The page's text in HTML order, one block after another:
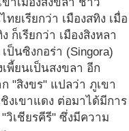
ยเรียกว่า เมืองสทิง เมื่อ
ก็เรียกว่า เมืองสิงหลา
ป็นซิงกอร่า (Singora)
เพี้ยนเป็นสงขลา อีก
"สิงขร" แปลว่า ภูเขา
งเขาแดง ต่อมาได้มีการ
วิเชียรคีรี" ซึ่งมีความ